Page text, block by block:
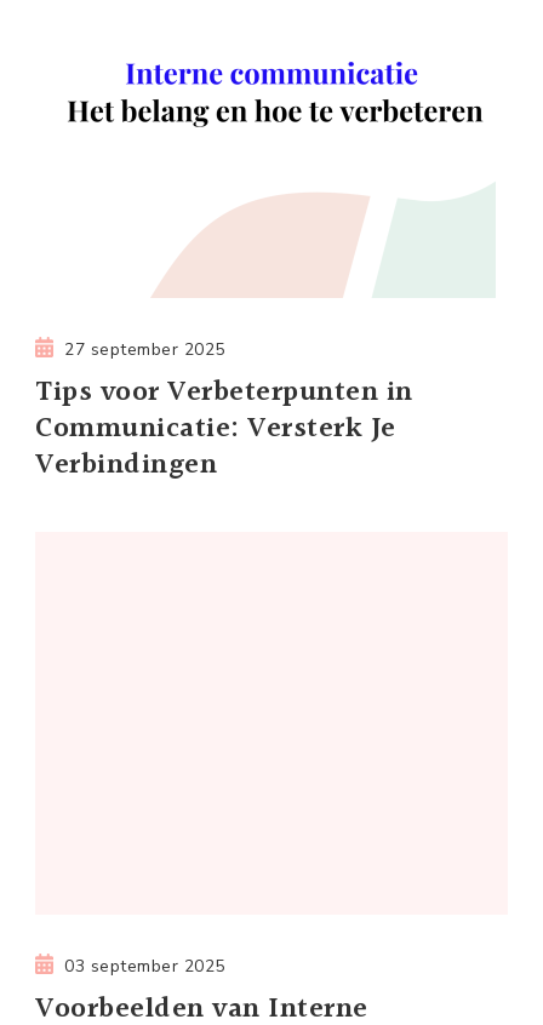
27 september 2025
Tips voor Verbeterpunten in
Communicatie: Versterk Je
Verbindingen
03 september 2025
Voorbeelden van Interne